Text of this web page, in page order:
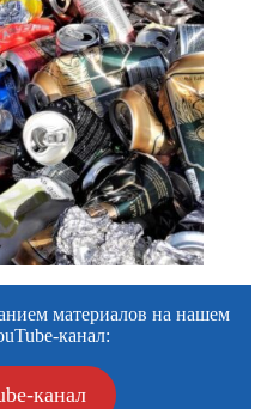
материалов на нашем
канал:
канал